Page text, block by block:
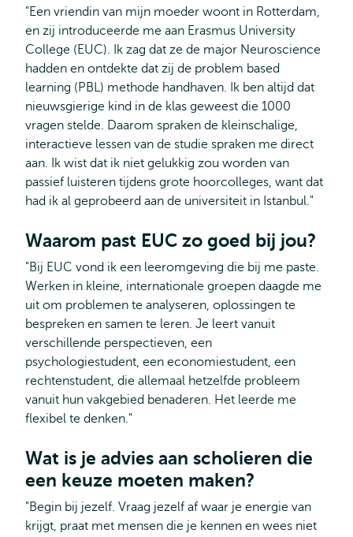
"Een vriendin van mijn moeder woont in Rotterdam,
en zij introduceerde me aan Erasmus University
College (EUC). Ik zag dat ze de major Neuroscience
hadden en ontdekte dat zij de problem based
learning (PBL) methode handhaven. Ik ben altijd dat
nieuwsgierige kind in de klas geweest die 1000
vragen stelde. Daarom spraken de kleinschalige,
interactieve lessen van de studie spraken me direct
aan. Ik wist dat ik niet gelukkig zou worden van
passief luisteren tijdens grote hoorcolleges, want dat
had ik al geprobeerd aan de universiteit in Istanbul."
Waarom past EUC zo goed bij jou?
"Bij EUC vond ik een leeromgeving die bij me paste.
Werken in kleine, internationale groepen daagde me
uit om problemen te analyseren, oplossingen te
bespreken en samen te leren. Je leert vanuit
verschillende perspectieven, een
psychologiestudent, een economiestudent, een
rechtenstudent, die allemaal hetzelfde probleem
vanuit hun vakgebied benaderen. Het leerde me
flexibel te denken."
Wat is je advies aan scholieren die
een keuze moeten maken?
"Begin bij jezelf. Vraag jezelf af waar je energie van
krijgt, praat met mensen die je kennen en wees niet